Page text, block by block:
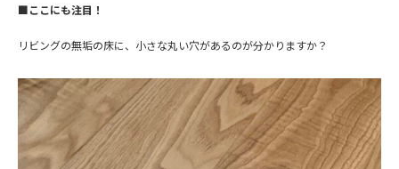
■ここにも注目！
リビングの無垢の床に、小さな丸い穴があるのが分かりますか？